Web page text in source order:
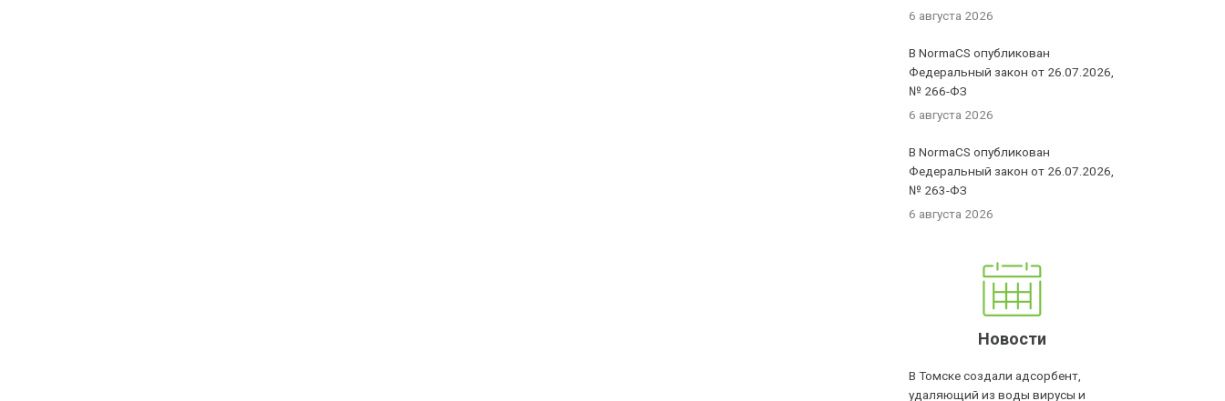
6 августа 2026
В NormaCS опубликован
Федеральный закон от 26.07.2026,
№ 266-ФЗ
6 августа 2026
В NormaCS опубликован
Федеральный закон от 26.07.2026,
№ 263-ФЗ
6 августа 2026
Новости
В Томске создали адсорбент,
удаляющий из воды вирусы и